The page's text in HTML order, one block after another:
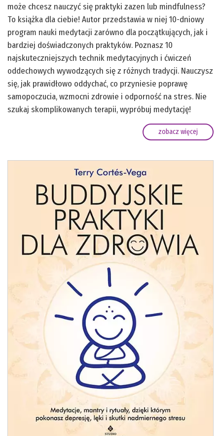
może chcesz nauczyć się praktyki zazen lub mindfulness?
To książka dla ciebie! Autor przedstawia w niej 10-dniowy
program nauki medytacji zarówno dla początkujących, jak i
bardziej doświadczonych praktyków. Poznasz 10
najskuteczniejszych technik medytacyjnych i ćwiczeń
oddechowych wywodzących się z różnych tradycji. Nauczysz
się, jak prawidłowo oddychać, co przyniesie poprawę
samopoczucia, wzmocni zdrowie i odporność na stres. Nie
szukaj skomplikowanych terapii, wypróbuj medytację!
zobacz więcej